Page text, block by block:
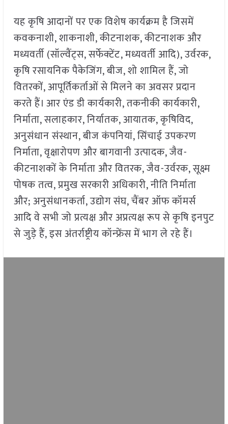
यह कृषि आदानों पर एक विशेष कार्यक्रम है जिसमें
कवकनाशी, शाकनाशी, कीटनाशक, कीटनाशक और
मध्यवर्ती (सॉल्वैंट्स, सर्फेक्टेंट, मध्यवर्ती आदि), उर्वरक,
कृषि रसायनिक पैकेजिंग, बीज, शो शामिल हैं, जो
वितरकों, आपूर्तिकर्ताओं से मिलने का अवसर प्रदान
करते हैं। आर एंड डी कार्यकारी, तकनीकी कार्यकारी,
निर्माता, सलाहकार, निर्यातक, आयातक, कृषिविद,
अनुसंधान संस्थान, बीज कंपनियां, सिंचाई उपकरण
निर्माता, वृक्षारोपण और बागवानी उत्पादक, जैव-
कीटनाशकों के निर्माता और वितरक, जैव-उर्वरक, सूक्ष्म
पोषक तत्व, प्रमुख सरकारी अधिकारी, नीति निर्माता
और; अनुसंधानकर्ता, उद्योग संघ, चैंबर ऑफ कॉमर्स
आदि वे सभी जो प्रत्यक्ष और अप्रत्यक्ष रूप से कृषि इनपुट
से जुड़े हैं, इस अंतर्राष्ट्रीय कॉन्फ्रेंस में भाग ले रहे हैं।